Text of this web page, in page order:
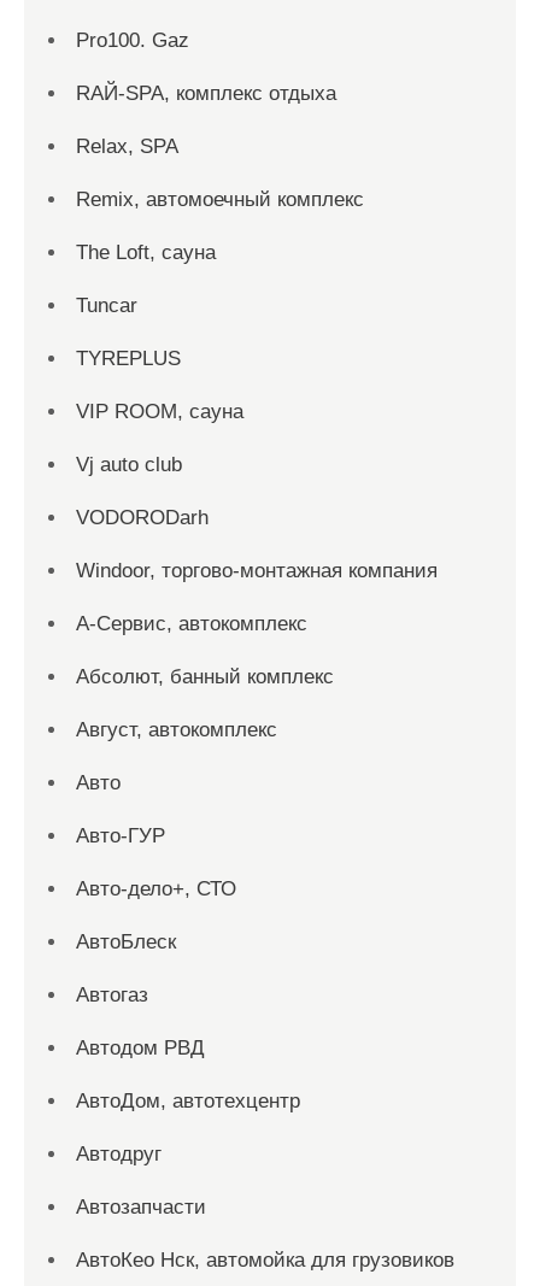
Pro100. Gaz
RAЙ-SPA, комплекс отдыха
Relax, SPA
Remix, автомоечный комплекс
The Loft, сауна
Tuncar
TYREPLUS
VIP ROOM, сауна
Vj auto club
VODORODarh
Windoor, торгово-монтажная компания
А-Сервис, автокомплекс
Абсолют, банный комплекс
Август, автокомплекс
Авто
Авто-ГУР
Авто-дело+, СТО
АвтоБлеск
Автогаз
Автодом РВД
АвтоДом, автотехцентр
Автодруг
Автозапчасти
АвтоКео Нск, автомойка для грузовиков